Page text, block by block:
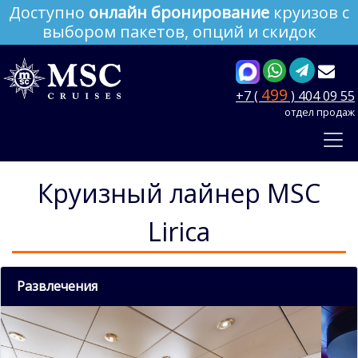
Доступно онлайн бронирование круизов с
выбором пакетов, опций и скидок
+7 ( 499 ) 404 09 55
отдел продаж
Круизный лайнер MSC
Lirica
Развлечения